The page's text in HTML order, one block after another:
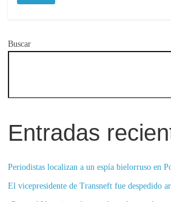
Buscar
Entradas
Periodistas localizan a un espía bielorruso en
El vicepresidente de Transneft fue despedido